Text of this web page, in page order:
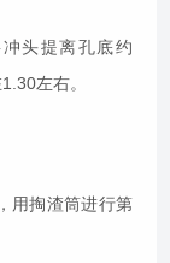
头提离孔底约
左右。
用掏渣筒进行第